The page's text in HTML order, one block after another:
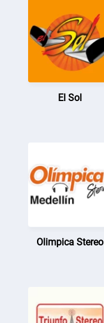
El Sol
Olimpica Stereo